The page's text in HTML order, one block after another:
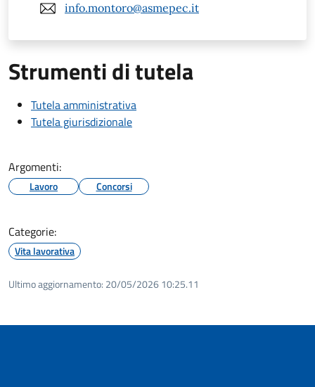
info.montoro@asmepec.it
Strumenti di tutela
Tutela amministrativa
Tutela giurisdizionale
Argomenti:
Lavoro Concorsi
Categorie:
Vita lavorativa
Ultimo aggiornamento: 20/05/2026 10:25.11